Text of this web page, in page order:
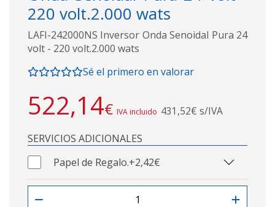
220 volt.2.000 wats
LAFI-242000NS Inversor Onda Senoidal Pura 24
volt - 220 volt.2.000 wats
Sé el primero en valorar
522,14€ IVA incluido 431,52€ s/IVA
SERVICIOS ADICIONALES
Papel de Regalo.+2,42€